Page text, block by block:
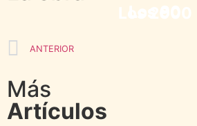
Los 80
Los 90
Los 2000
ANTERIOR
Más
Artículos